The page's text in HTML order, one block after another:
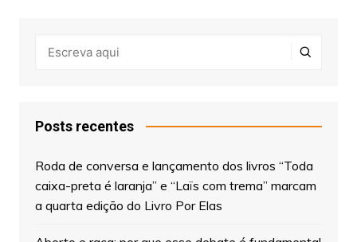
Posts recentes
Roda de conversa e lançamento dos livros “Toda
caixa-preta é laranja” e “Laïs com trema” marcam
a quarta edição do Livro Por Elas